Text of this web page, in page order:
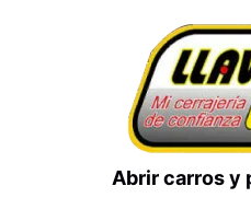
Abrir carros y